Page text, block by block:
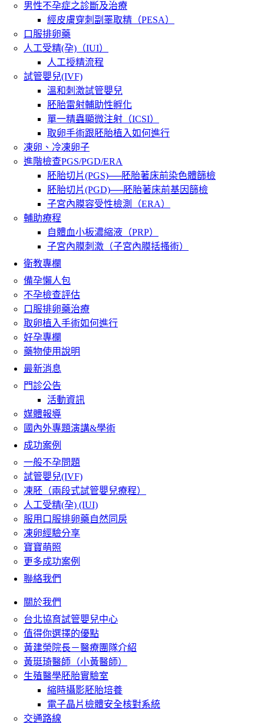
男性不孕症之診斷及治療
經皮膚穿刺副睪取精（PESA）
口服排卵藥
人工受精(孕)（IUI）
人工授精流程
試管嬰兒(IVF)
溫和刺激試管嬰兒
胚胎雷射輔助性孵化
單一精蟲顯微注射（ICSI）
取卵手術跟胚胎植入如何進行
凍卵、冷凍卵子
進階檢查PGS/PGD/ERA
胚胎切片(PGS)──胚胎著床前染色體篩檢
胚胎切片(PGD)──胚胎著床前基因篩檢
子宮內膜容受性檢測（ERA）
輔助療程
自體血小板濃縮液（PRP）
子宮內膜刺激（子宮內膜括搔術）
衛教專欄
備孕懶人包
不孕檢查評估
口服排卵藥治療
取卵植入手術如何進行
好孕專欄
藥物使用說明
最新消息
門診公告
活動資訊
媒體報導
國內外專題演講&學術
成功案例
一般不孕問題
試管嬰兒(IVF)
凍胚（兩段式試管嬰兒療程）
人工受精(孕) (IUI)
服用口服排卵藥自然同房
凍卵經驗分享
寶寶萌照
更多成功案例
聯絡我們
關於我們
台北協育試管嬰兒中心
值得你選擇的優點
黃建榮院長－醫療團隊介紹
黃珽琦醫師（小黃醫師）
生殖醫學胚胎實驗室
縮時攝影胚胎培養
電子晶片檢體安全核對系統
交通路線